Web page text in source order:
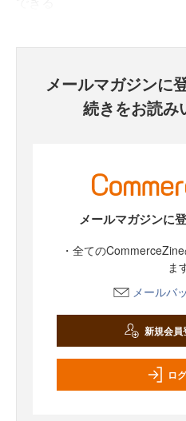
メールマガジンに
続きをお読み
メールマガジンに
・全ての
ま
メールバ
新規会員
ロ